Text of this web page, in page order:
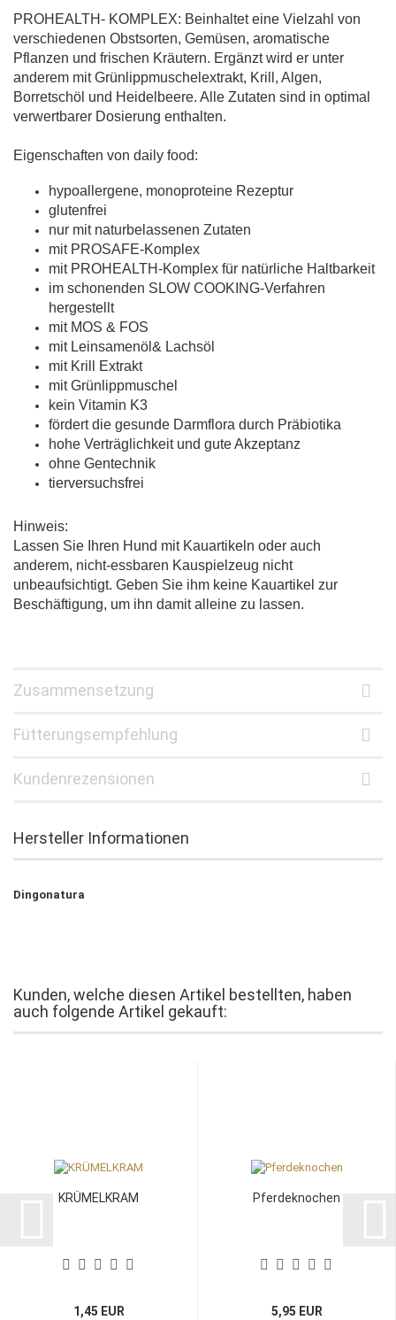
PROHEALTH- KOMPLEX: Beinhaltet eine Vielzahl von
verschiedenen Obstsorten, Gemüsen, aromatische
Pflanzen und frischen Kräutern. Ergänzt wird er unter
anderem mit Grünlippmuschelextrakt, Krill, Algen,
Borretschöl und Heidelbeere. Alle Zutaten sind in optimal
verwertbarer Dosierung enthalten.
Eigenschaften von daily food:
hypoallergene, monoproteine Rezeptur
glutenfrei
nur mit naturbelassenen Zutaten
mit PROSAFE-Komplex
mit PROHEALTH-Komplex für natürliche Haltbarkeit
im schonenden SLOW COOKING-Verfahren
hergestellt
mit MOS & FOS
mit Leinsamenöl& Lachsöl
mit Krill Extrakt
mit Grünlippmuschel
kein Vitamin K3
fördert die gesunde Darmflora durch Präbiotika
hohe Verträglichkeit und gute Akzeptanz
ohne Gentechnik
tierversuchsfrei
Hinweis:
Lassen Sie Ihren Hund mit Kauartikeln oder auch
anderem, nicht-essbaren Kauspielzeug nicht
unbeaufsichtigt. Geben Sie ihm keine Kauartikel zur
Beschäftigung, um ihn damit alleine zu lassen.
Zusammensetzung
Fütterungsempfehlung
Kundenrezensionen
Hersteller Informationen
Dingonatura
Kunden, welche diesen Artikel bestellten, haben
auch folgende Artikel gekauft:
KRÜMELKRAM
1,45 EUR
Pferdeknochen
5,95 EUR